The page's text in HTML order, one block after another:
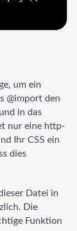
um ein
@import den
in das
nur eine http-
Ihr CSS ein
dies
Datei in
Die
Funktion